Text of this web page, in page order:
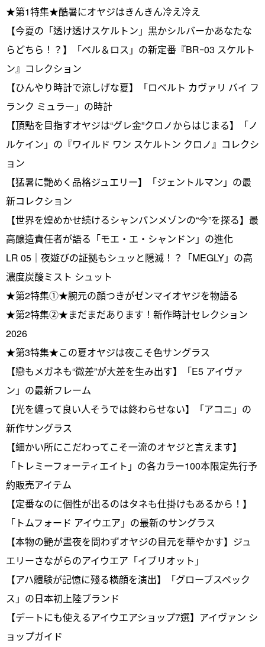
★第1特集★酷暑にオヤジはきんきん冷え冷え
【今夏の「透け透けスケルトン」黒かシルバーかあなたな
らどちら！？】「ベル＆ロス」の新定番『BRｰ03 スケルト
ン』コレクション
【ひんやり時計で涼しげな夏】「ロベルト カヴァリ バイ フ
ランク ミュラー」の時計
【頂點を目指すオヤジは“グレ金”クロノからはじまる】「ノ
ルケイン」の『ワイルド ワン スケルトン クロノ』コレクシ
ョン
【猛暑に艶めく品格ジュエリー】「ジェントルマン」の最
新コレクション
【世界を煌めかせ続けるシャンパンメゾンの“今”を探る】最
高醸造責任者が語る「モエ・エ・シャンドン」の進化
LR 05｜夜遊びの証拠もシュッと隠滅！？「MEGLY」の高
濃度炭酸ミスト シュット
★第2特集①★腕元の顔つきがゼンマイオヤジを物語る
★第2特集②★まだまだあります！新作時計セレクション
2026
★第3特集★この夏オヤジは夜こそ色サングラス
【戀もメガネも“微差”が大差を生み出す】「E5 アイヴァ
ン」の最新フレーム
【光を纏って良い人そうでは終わらせない】「アコニ」の
新作サングラス
【細かい所にこだわってこそ一流のオヤジと言えます】
「トレミーフォーティエイト」の各カラー100本限定先行予
約販売アイテム
【定番なのに個性が出るのはタネも仕掛けもあるから！】
「トムフォード アイウエア」の最新のサングラス
【本物の艶が晝夜を問わずオヤジの目元を華やかす】ジュ
エリーさながらのアイウエア「イブリオット」
【アハ體験が記憶に殘る橫顔を演出】「グローブスペック
ス」の日本初上陸ブランド
【デートにも使えるアイウエアショップ7選】アイヴァン シ
ョップガイド